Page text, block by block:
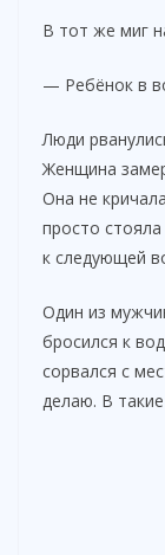
В тот же миг
— Ребёнок в
Люди
Женщина
Она не
просто
к следующей
Один из
бросился к
сорвался с
делаю. В